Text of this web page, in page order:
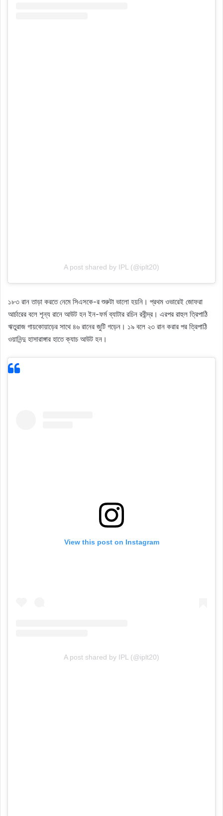
A post shared by IPL (@iplt20)
১৮৩ রান তাড়া করতে নেমে সিএসকে-র শুরুটা ভালো হয়নি। প্রথম ওভারেই জোফরা
আর্চারের বলে শূন্য রানে আউট হন ইন-ফর্ম ব্যাটার রচিন রবীন্দ্র। এরপর রাহুল ত্রিপাঠি
ঋতুরাজ গায়কোয়াড়ের সাথে ৪৬ রানের জুটি গড়েন। ১৯ বলে ২৩ রান করার পর ত্রিপাঠি
ওয়ানিন্দু হাসারাঙ্গার হাতে ক্যাচ আউট হন।
View this post on Instagram
A post shared by IPL (@iplt20)